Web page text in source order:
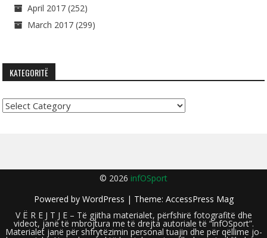
April 2017 (252)
March 2017 (299)
KATEGORITË
Kategoritë
© 2026 infOSport
Powered by WordPress | Theme: AccessPress Mag
V Ë R E J T J E – Të gjitha materialet, përfshirë fotografitë dhe
videot, janë të mbrojtura me të drejta autoriale të “infOSport”.
Materialet janë për shfrytëzimin personal tuajin dhe për qëllime jo-